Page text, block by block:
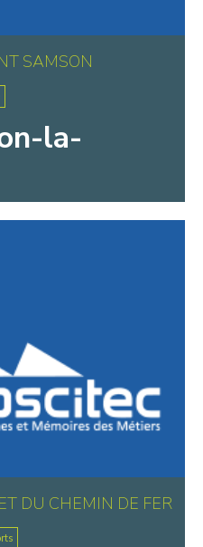
SAMSON
la-
DU CHEMIN DE FER